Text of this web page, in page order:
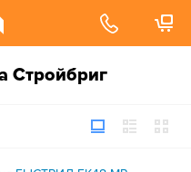
Стройбриг